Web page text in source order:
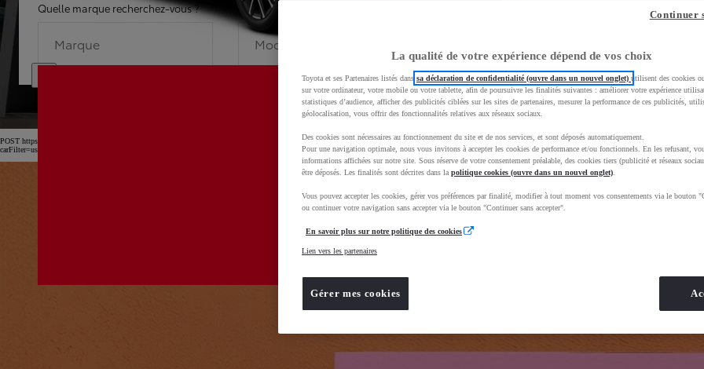
Quelle marque recherchez-vous ?
Marque
Quel modèle recherchez-vous ?
Modèle
Dans quelle
POST https://usc-webcomponents.toyota-europe.com/v1/car-filter-header/fr/fr?
La qualité de votre expérience dépend de vos choix
Toyota et ses Partenaires listés dans sa déclaration de confidentialité (ouvre dans un nouvel onglet) utilisent des cookies
sur votre ordinateur, votre mobile ou votre tablette, afin de poursuivre les finalités suivantes : améliorer votre expérience
statistiques d’audience, afficher des publicités ciblées sur les sites de partenaires, mesurer la performance de ces publicités,
géolocalisation, vous offrir des fonctionnalités relatives aux réseaux sociaux.
Des cookies sont nécessaires au fonctionnement du site et de nos services, et sont déposés automatiquement.
Pour une navigation optimale, nous vous invitons à accepter les cookies de performance et/ou fonctionnels. En les refusant,
informations affichées sur notre site. Sous réserve de votre consentement préalable, des cookies tiers (publicité et réseaux
être déposés. Les finalités sont décrites dans la politique cookies (ouvre dans un nouvel onglet)
Vous pouvez accepter les cookies, gérer vos préférences par finalité, modifier à tout moment vos consentements via le bouton
ou continuer votre navigation sans accepter via le bouton "Continuer sans accepter".
En savoir plus sur notre politique des cookies
Lien vers les partenaires
Gérer mes cookies
Continuer